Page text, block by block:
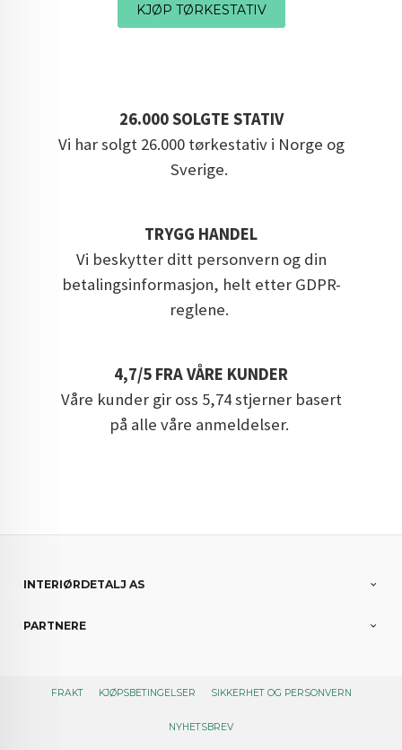
KJØP TØRKESTATIV
26.000 SOLGTE STATIV
Vi har solgt 26.000 tørkestativ i Norge og
Sverige.
TRYGG HANDEL
Vi beskytter ditt personvern og din
betalingsinformasjon, helt etter GDPR-
reglene.
4,7/5 FRA VÅRE KUNDER
Våre kunder gir oss 5,74 stjerner basert
på alle våre anmeldelser.
INTERIØRDETALJ AS
PARTNERE
FRAKT KJØPSBETINGELSER SIKKERHET OG PERSONVERN
NYHETSBREV